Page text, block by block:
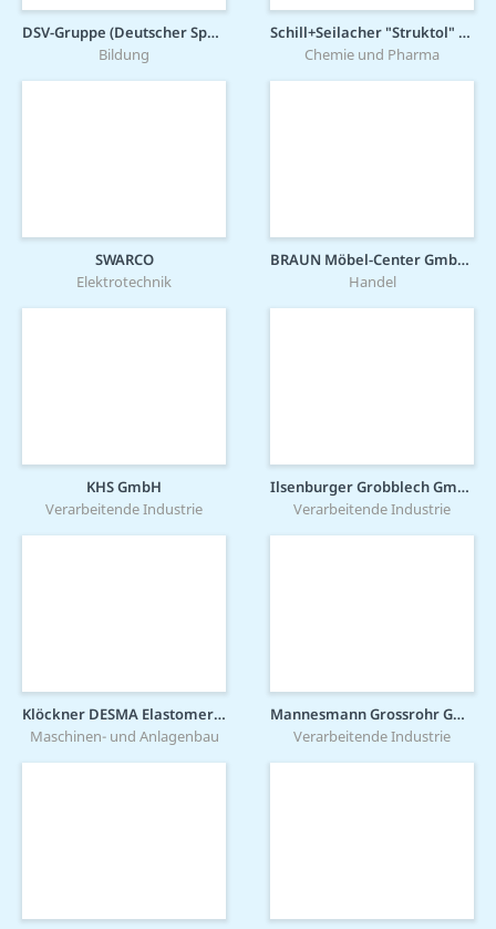
DSV-Gruppe (Deutscher Sparkassen Verlag)
Bildung
Schill+Seilacher "Struktol" GmbH
Chemie und Pharma
SWARCO
Elektrotechnik
BRAUN Möbel-Center GmbH & Co KG
Handel
KHS GmbH
Verarbeitende Industrie
Ilsenburger Grobblech GmbH
Verarbeitende Industrie
Klöckner DESMA Elastomertechnik GmbH
Maschinen- und Anlagenbau
Mannesmann Grossrohr GmbH
Verarbeitende Industrie